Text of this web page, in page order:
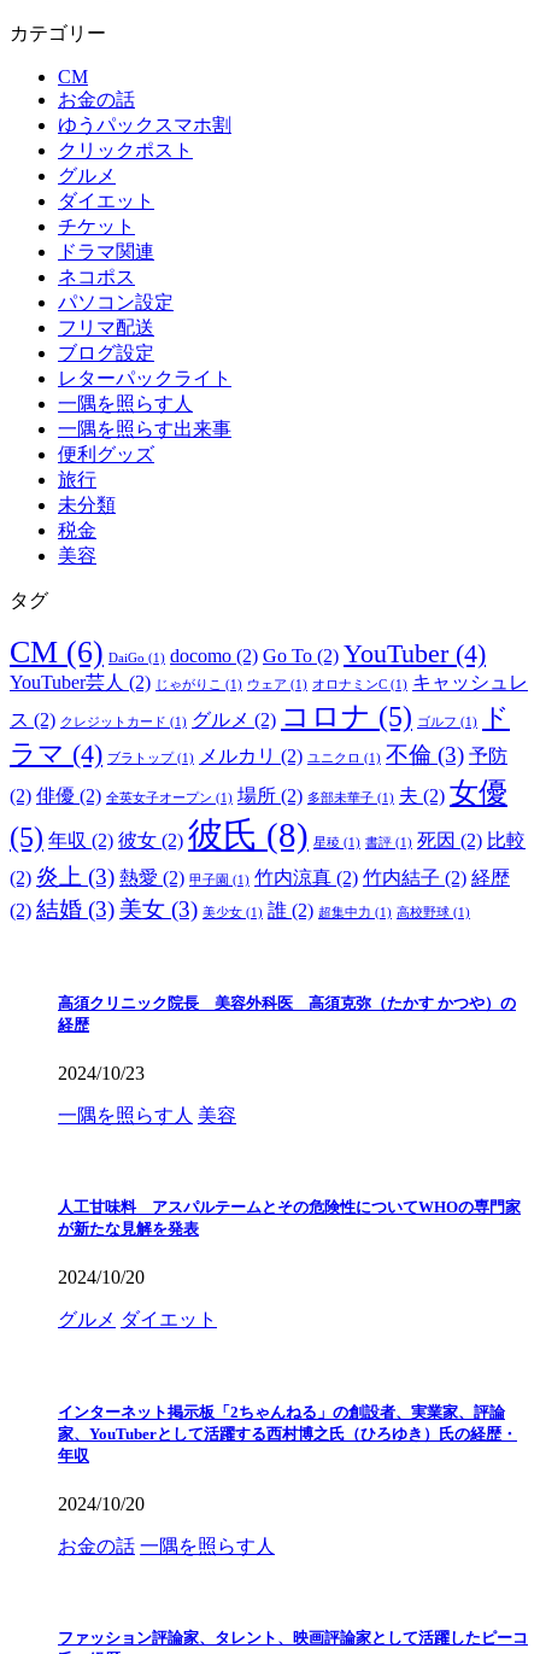
カテゴリー
CM
お金の話
ゆうパックスマホ割
クリックポスト
グルメ
ダイエット
チケット
ドラマ関連
ネコポス
パソコン設定
フリマ配送
ブログ設定
レターパックライト
一隅を照らす人
一隅を照らす出来事
便利グッズ
旅行
未分類
税金
美容
タグ
CM (6) DaiGo (1) docomo (2) Go To (2) YouTuber(4)
YouTuber芸人 (2) じゃがりこ (1) ウェア (1) オロナミンC (1) キャッシュレ
ス (2) クレジットカード (1) グルメ (2) コロナ (5) ゴルフ (1)
ド
ラマ (4) ブラトップ(1) メルカリ (2) ユニクロ (1) 不倫 (3) 予防
(2) 俳優 (2) 全英女子オープン (1) 場所 (2) 多部未華子 (1) 夫 (2) 女優
(5) 年収 (2) 彼女 (2) 彼氏 (8) 星稜 (1) 書評 (1) 死因 (2) 比較
(2) 炎上 (3) 熱愛 (2) 甲子園 (1) 竹内涼真 (2) 竹内結子 (2) 経歴
(2) 結婚 (3) 美女 (3) 美少女 (1) 誰 (2) 超集中力 (1) 高校野球 (1)
高須クリニック院長 美容外科医 高須克弥（たかす かつや）の
経歴
2024/10/23
一隅を照らす人 美容
人工甘味料 アスパルテームとその危険性についてWHOの専門家
が新たな見解を発表
2024/10/20
グルメ ダイエット
インターネット掲示板「2ちゃんねる」の創設者、実業家、評論
家、YouTuberとして活躍する西村博之氏（ひろゆき）氏の経歴・
年収
2024/10/20
お金の話 一隅を照らす人
ファッション評論家、タレント、映画評論家として活躍したピーコ